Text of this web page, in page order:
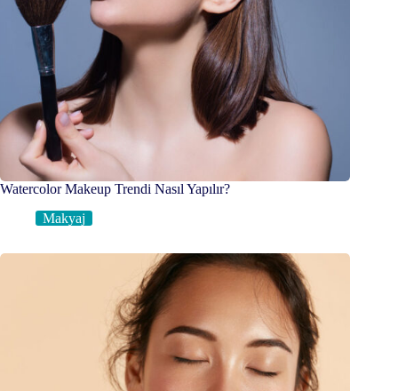
Watercolor Makeup Trendi Nasıl Yapılır?
Makyaj